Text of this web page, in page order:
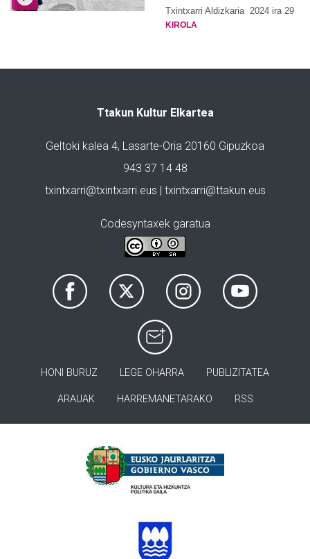
Txintxarri Aldizkaria 2024 ira 29
KIROLA
Ttakun Kultur Elkartea
Geltoki kalea 4, Lasarte-Oria 20160 Gipuzkoa
943 37 14 48
txintxarri@txintxarri.eus | txintxarri@ttakun.eus
Codesyntaxek garatua
HONI BURUZ LEGE OHARRA PUBLIZITATEA
ARAUAK HARREMANETARAKO RSS